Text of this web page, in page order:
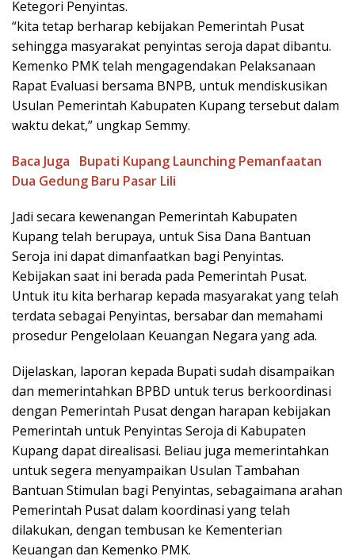
Ketegori Penyintas.
“kita tetap berharap kebijakan Pemerintah Pusat
sehingga masyarakat penyintas seroja dapat dibantu.
Kemenko PMK telah mengagendakan Pelaksanaan
Rapat Evaluasi bersama BNPB, untuk mendiskusikan
Usulan Pemerintah Kabupaten Kupang tersebut dalam
waktu dekat,” ungkap Semmy.
Baca Juga
Bupati Kupang Launching Pemanfaatan
Dua Gedung Baru Pasar Lili
Jadi secara kewenangan Pemerintah Kabupaten
Kupang telah berupaya, untuk Sisa Dana Bantuan
Seroja ini dapat dimanfaatkan bagi Penyintas.
Kebijakan saat ini berada pada Pemerintah Pusat.
Untuk itu kita berharap kepada masyarakat yang telah
terdata sebagai Penyintas, bersabar dan memahami
prosedur Pengelolaan Keuangan Negara yang ada.
Dijelaskan, laporan kepada Bupati sudah disampaikan
dan memerintahkan BPBD untuk terus berkoordinasi
dengan Pemerintah Pusat dengan harapan kebijakan
Pemerintah untuk Penyintas Seroja di Kabupaten
Kupang dapat direalisasi. Beliau juga memerintahkan
untuk segera menyampaikan Usulan Tambahan
Bantuan Stimulan bagi Penyintas, sebagaimana arahan
Pemerintah Pusat dalam koordinasi yang telah
dilakukan, dengan tembusan ke Kementerian
Keuangan dan Kemenko PMK.